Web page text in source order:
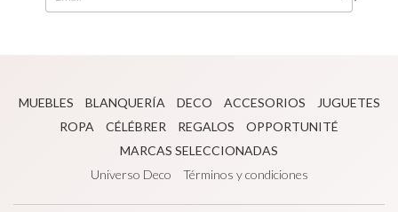
MUEBLES BLANQUERÍA DECO ACCESORIOS
JUGUETES
ROPA
CÉLÉBRER REGALOS
OPPORTUNITÉ
MARCAS SELECCIONADAS
Universo Deco
Términos y condiciones